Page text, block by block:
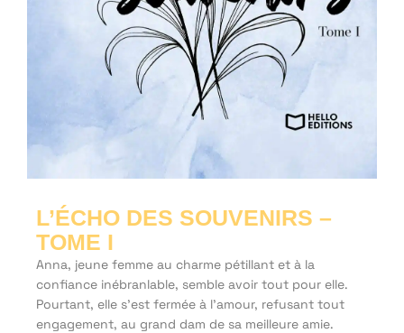
L’ÉCHO DES SOUVENIRS –
TOME I
Anna, jeune femme au charme pétillant et à la
confiance inébranlable, semble avoir tout pour elle.
Pourtant, elle s’est fermée à l’amour, refusant tout
engagement, au grand dam de sa meilleure amie.